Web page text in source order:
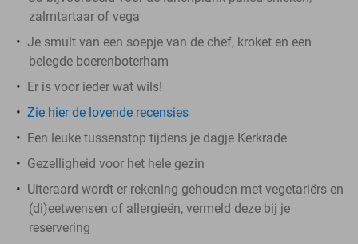
zalmtartaar of vega
Je smult van een soepje van de chef, kroket en een
belegde boerenboterham
Er is voor ieder wat wils!
Zie hier de lovende recensies
Een leuke tussenstop tijdens je dagje Kerkrade
Gezelligheid voor het hele gezin
Uiteraard wordt er rekening gehouden met vegetariërs en
(di)eetwensen of allergieën, vermeld deze bij je
reservering